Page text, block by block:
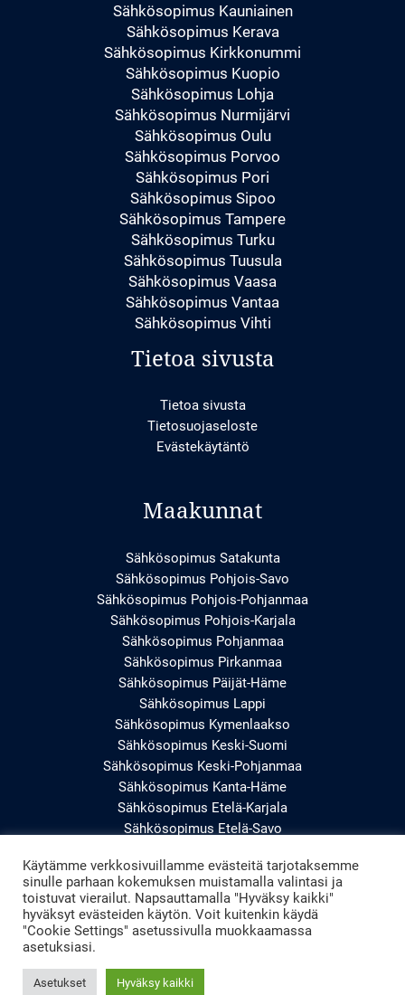
Sähkösopimus Kauniainen
Sähkösopimus Kerava
Sähkösopimus Kirkkonummi
Sähkösopimus Kuopio
Sähkösopimus Lohja
Sähkösopimus Nurmijärvi
Sähkösopimus Oulu
Sähkösopimus Porvoo
Sähkösopimus Pori
Sähkösopimus Sipoo
Sähkösopimus Tampere
Sähkösopimus Turku
Sähkösopimus Tuusula
Sähkösopimus Vaasa
Sähkösopimus Vantaa
Sähkösopimus Vihti
Tietoa sivusta
Tietoa sivusta
Tietosuojaseloste
Evästekäytäntö
Maakunnat
Sähkösopimus Satakunta
Sähkösopimus Pohjois-Savo
Sähkösopimus Pohjois-Pohjanmaa
Sähkösopimus Pohjois-Karjala
Sähkösopimus Pohjanmaa
Sähkösopimus Pirkanmaa
Sähkösopimus Päijät-Häme
Sähkösopimus Lappi
Sähkösopimus Kymenlaakso
Sähkösopimus Keski-Suomi
Sähkösopimus Keski-Pohjanmaa
Sähkösopimus Kanta-Häme
Sähkösopimus Etelä-Karjala
Sähkösopimus Etelä-Savo
Sähkösopimus Uusimaa
Sähkösopimus Varsinais-Suomi
Copyright © 2026 Windesol | Powered By Windesol
Käytämme verkkosivuillamme evästeitä tarjotaksemme
sinulle parhaan kokemuksen muistamalla valintasi ja
toistuvat vierailut. Napsauttamalla "Hyväksy kaikki"
hyväksyt evästeiden käytön. Voit kuitenkin käydä
"Cookie Settings" asetussivulla muokkaamassa
asetuksiasi.
Asetukset Hyväksy kaikki